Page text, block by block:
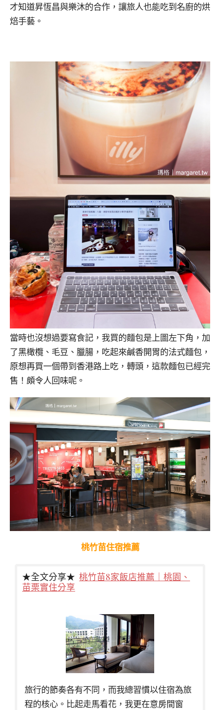
才知道昇恆昌與樂沐的合作，讓旅人也能吃到名廚的烘
焙手藝。
當時也沒想過要寫食記，我買的麵包是上圖左下角，加
了黑橄欖、毛豆、臘腸，吃起來鹹香開胃的法式麵包，
原想再買一個帶到香港路上吃，轉頭，這款麵包已經完
售！頗令人回味呢。
桃竹苗住宿推薦
★全文分享★ 桃竹苗8家飯店推薦｜桃園、
苗栗實住分享
旅行的節奏各有不同，而我總習慣以住宿為旅
程的核心。比起走馬看花，我更在意房間窗